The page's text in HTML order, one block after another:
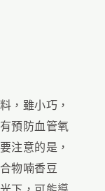
，雖小巧，
預防血管氧
注意的是，
物喃香豆